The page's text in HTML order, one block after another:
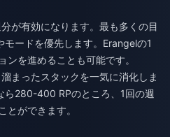
が有効になります。最も多くの目
ードを優先します。Erangelの1
を進めることも可能です。
溜まったスタックを一気に消化しま
ら280-400 RPのところ、1回の週
ができます。